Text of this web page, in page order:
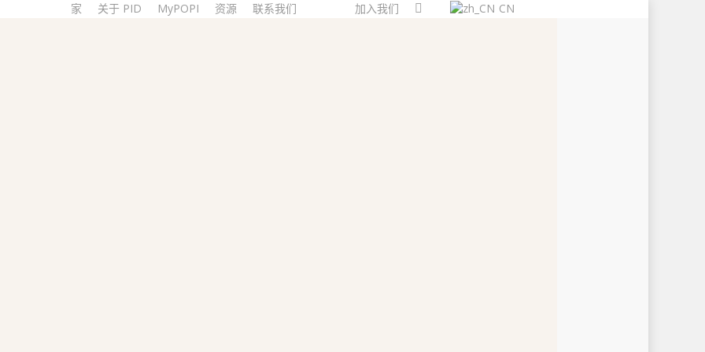
家 关于 PID MyPOPI 资源 联系我们 加入我们 CN